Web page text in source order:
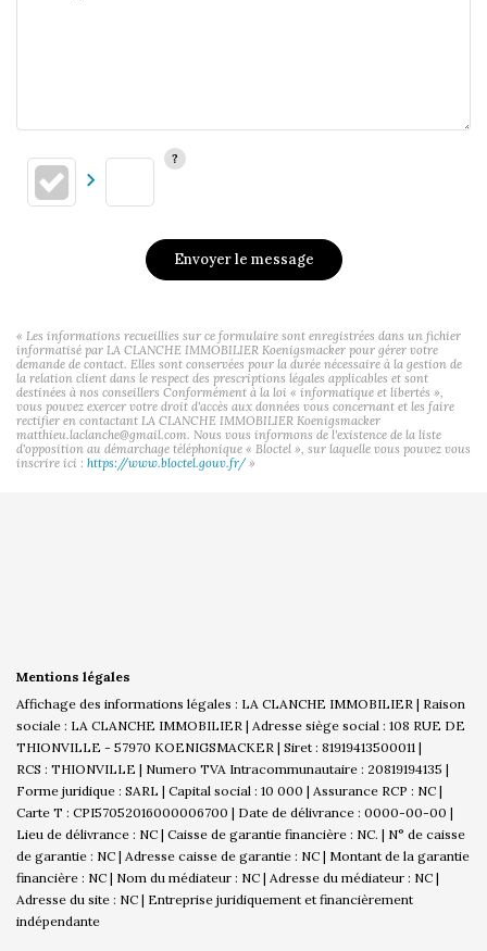
Envoyer le message
« Les informations recueillies sur ce formulaire sont enregistrées dans un fichier
informatisé par LA CLANCHE IMMOBILIER Koenigsmacker pour gérer votre
demande de contact. Elles sont conservées pour la durée nécessaire à la gestion de
la relation client dans le respect des prescriptions légales applicables et sont
destinées à nos conseillers Conformément à la loi « informatique et libertés »,
vous pouvez exercer votre droit d'accès aux données vous concernant et les faire
rectifier en contactant LA CLANCHE IMMOBILIER Koenigsmacker
matthieu.laclanche@gmail.com. Nous vous informons de l'existence de la liste
d'opposition au démarchage téléphonique « Bloctel », sur laquelle vous pouvez vous
inscrire ici : https://www.bloctel.gouv.fr/»
Mentions légales
Affichage des informations légales : LA CLANCHE IMMOBILIER | Raison
sociale : LA CLANCHE IMMOBILIER | Adresse siège social : 108 RUE DE
THIONVILLE - 57970 KOENIGSMACKER | Siret : 81919413500011 |
RCS : THIONVILLE | Numero TVA Intracommunautaire : 20819194135 |
Forme juridique : SARL | Capital social : 10 000 | Assurance RCP : NC |
Carte T : CPI57052016000006700 | Date de délivrance : 0000-00-00 |
Lieu de délivrance : NC | Caisse de garantie financière : NC. | N° de caisse
de garantie : NC | Adresse caisse de garantie : NC | Montant de la garantie
financière : NC | Nom du médiateur : NC | Adresse du médiateur : NC |
Adresse du site : NC | Entreprise juridiquement et financièrement
indépendante